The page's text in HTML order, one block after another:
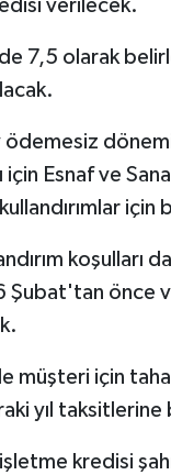
verilecek.
7,5 olarak
ödemesiz
Esnaf ve
için
Şubat'tan önce
müşteri için
yıl
kredisi